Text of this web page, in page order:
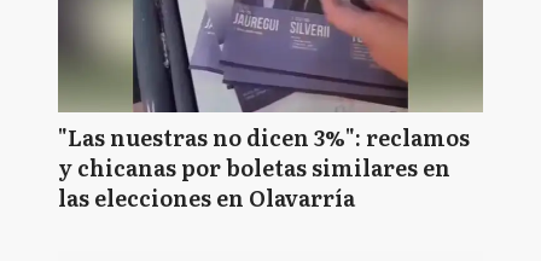
"Las nuestras no dicen 3%": reclamos
y chicanas por boletas similares en
las elecciones en Olavarría